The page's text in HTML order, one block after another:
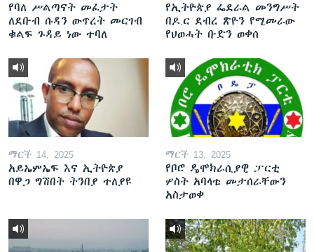
የባለ ሥልጣናት መፈታት
ለደቡብ ሱዳን ውጥረት መርገብ
ቁልፍ ጉዳይ ነው ተባለ
የኢትዮጵያ ፌደራል መንግሥት
በዶ.ር ደብረ ጽዮን የሚመራው
የህወሓት ቡድን ወቀሰ
ማርች 14, 2025
አይኤምኤፍ እና ኢትዮጵያ
በዋጋ ግሽበት ትንበያ ተለያዩ
ማርች 13, 2025
የቦሮ ዴሞክራሲያዊ ፓርቲ
ሦስት አባላቱ መታሰራቸውን
አስታወቀ